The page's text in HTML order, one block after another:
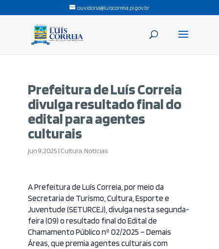
ouvidoria@luiscorreia.pi.gov.br
Prefeitura de Luís Correia
divulga resultado final do
edital para agentes
culturais
jun 9, 2025 | Cultura Notícias
A Prefeitura de Luís Correia, por meio da
Secretaria de Turismo, Cultura, Esporte e
Juventude (SETURCEJ), divulga nesta segunda-
feira (09) o resultado final do Edital de
Chamamento Público nº 02/2025 – Demais
Áreas, que premia agentes culturais com